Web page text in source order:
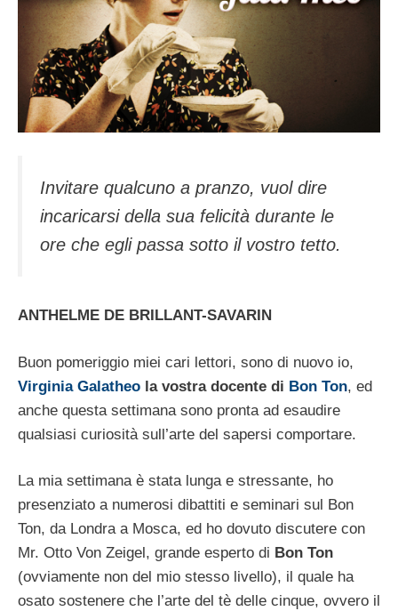
Invitare qualcuno a pranzo, vuol dire
incaricarsi della sua felicità durante le
ore che egli passa sotto il vostro tetto.
ANTHELME DE BRILLANT-SAVARIN
Buon pomeriggio miei cari lettori, sono di nuovo io,
Virginia Galatheo la vostra docente di Bon Ton, ed
anche questa settimana sono pronta ad esaudire
qualsiasi curiosità sull’arte del sapersi comportare.
La mia settimana è stata lunga e stressante, ho
presenziato a numerosi dibattiti e seminari sul Bon
Ton, da Londra a Mosca, ed ho dovuto discutere con
Mr. Otto Von Zeigel, grande esperto di Bon Ton
(ovviamente non del mio stesso livello), il quale ha
osato sostenere che l’arte del tè delle cinque, ovvero il